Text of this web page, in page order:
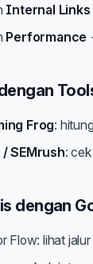
Internal Links
Performance
Frog:
SEMrush:
dengan
Flow: lihat